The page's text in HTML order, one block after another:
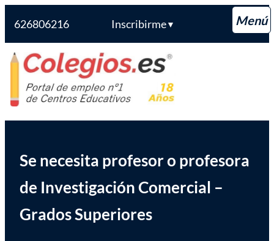
626806216 Inscribirme▼
Saltar
contenido
Colegios.es
Se necesita profesor o profesora
de Investigación Comercial –
Grados Superiores